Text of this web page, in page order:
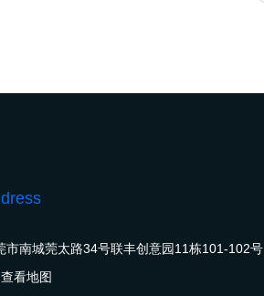
市南城莞太路34号联丰创意园11栋101-102号
查看地图